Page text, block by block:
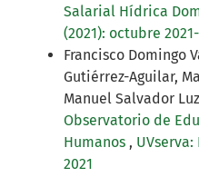
Salarial Hídrica
(2021): octubre
Francisco Domingo
Gutiérrez-Aguilar,
Manuel Salvador
Observatorio de
Humanos ,
2021